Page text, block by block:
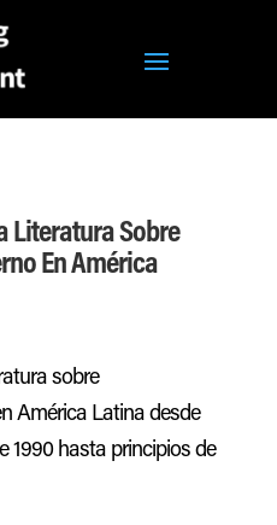
Literatura Sobre
En América
sobre
América Latina desde
1990 hasta principios de